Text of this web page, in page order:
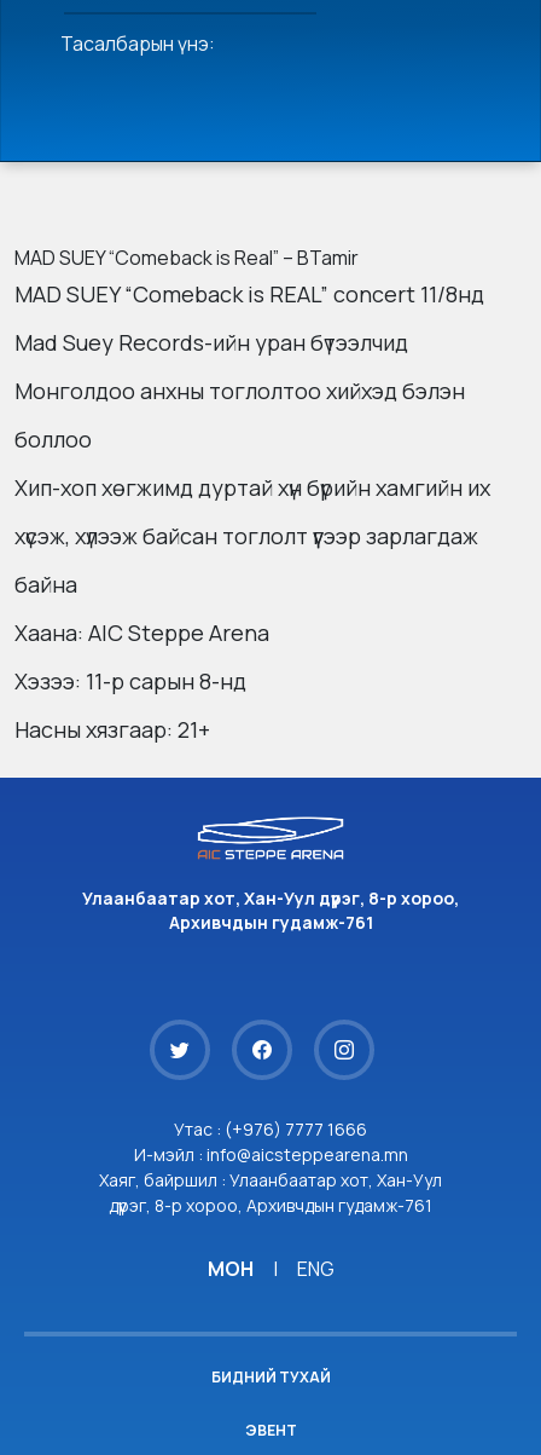
Тасалбарын үнэ:
MAD SUEY “Comeback is Real” – BTamir
MAD SUEY “Comeback is REAL” concert 11/8нд
Mad Suey Records-ийн уран бүтээлчид
Монголдоо анхны тоглолтоо хийхэд бэлэн
боллоо
Хип-хоп хөгжимд дуртай хүн бүрийн хамгийн их
хүсэж, хүлээж байсан тоглолт үүгээр зарлагдаж
байна
Хаана: AIC Steppe Arena
Хэзээ: 11-р cарын 8-нд
Насны хязгаар: 21+
Улаанбаатар хот, Хан-Уул дүүрэг, 8-р хороо,
Архивчдын гудамж-761
Утас : (+976) 7777 1666
И-мэйл : info@aicsteppearena.mn
Хаяг, байршил : Улаанбаатар хот, Хан-Уул
дүүрэг, 8-р хороо, Архивчдын гудамж-761
МОН | ENG
БИДНИЙ ТУХАЙ
ЭВЕНТ